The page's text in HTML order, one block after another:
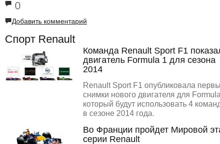
0
Добавить комментарий
Спорт Renault
Команда Renault Sport F1
двигатель Formula 1 для сезона
2014
Renault Sport F1 опубликовала
снимки нового двигателя для
который будут использовать 4
в сезоне 2014 года.
Во Франции пройдет Мировой
серии Renault